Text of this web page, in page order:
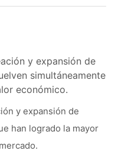
y expansión de
simultáneamente
económico.
y expansión de
han logrado la mayor